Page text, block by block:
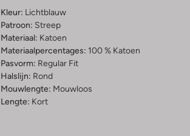
Kleur: Lichtblauw
Patroon: Streep
Materiaal: Katoen
Materiaalpercentages: 100 % Katoen
Pasvorm: Regular Fit
Halslijn: Rond
Mouwlengte: Mouwloos
Lengte: Kort